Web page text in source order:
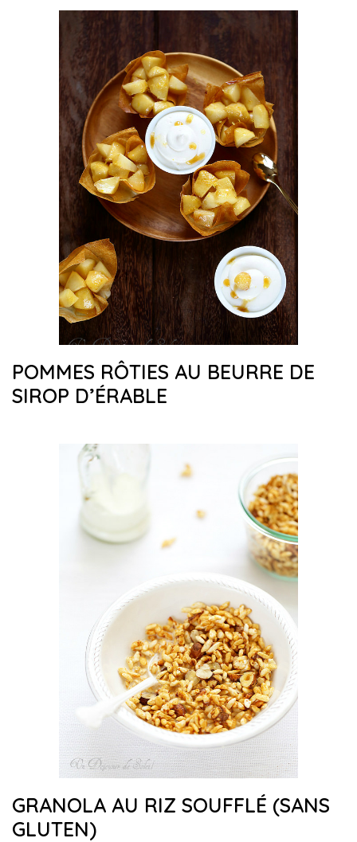
POMMES RÔTIES AU BEURRE DE
SIROP D’ÉRABLE
GRANOLA AU RIZ SOUFFLÉ (SANS
GLUTEN)